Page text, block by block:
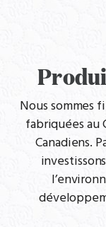
Nous sommes
fabriquées au
Canadiens.